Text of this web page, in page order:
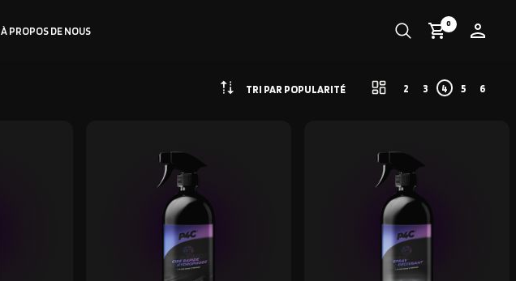
À PROPOS DE NOUS
0
TRI PAR POPULARITÉ 2 3 4 5 6